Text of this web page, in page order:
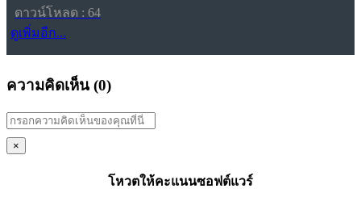
ดาวน์โหลด : 64
ดูเพิ่มอีก...
ความคิดเห็น (0)
×
โหวตให้คะแนนซอฟต์แวร์